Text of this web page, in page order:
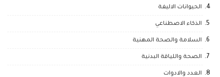
الحيوانات الاليفة
الذكاء الاصطناعي
السلامة والصحة المهنية
الصحة واللياقة البدنية
العدد والادوات